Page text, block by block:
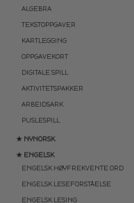
ALGEBRA
TEKSTOPPGAVER
KARTLEGGING
OPPGAVEKORT
DIGITALE SPILL
AKTIVITETSPAKKER
ARBEIDSARK
PUSLESPILL
★ NYNORSK
★ ENGELSK
ENGELSK HØYFREKVENTE ORD
ENGELSK LESEFORSTÅELSE
ENGELSK LESING